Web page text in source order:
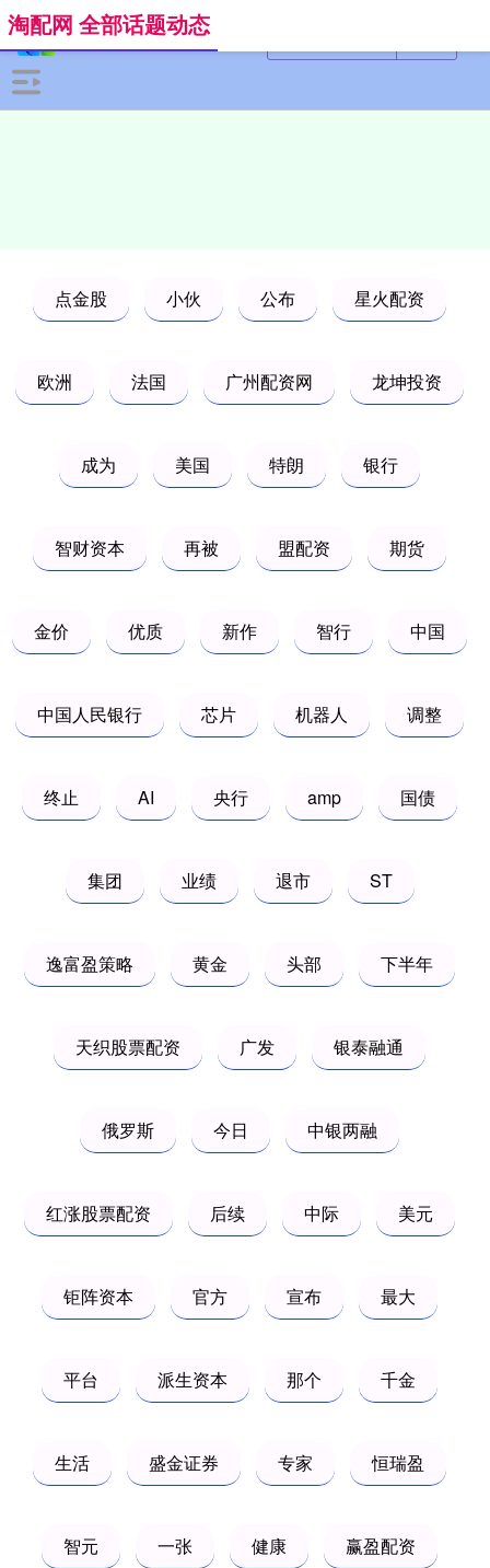
淘配网 全部话题动态
点金股 小伙 公布 星火配资
欧洲 法国 广州配资网 龙坤投资
成为 美国 特朗 银行
智财资本 再被 盟配资 期货
金价 优质 新作 智行 中国
中国人民银行 芯片 机器人 调整
终止 AI 央行 amp 国债
集团 业绩 退市 ST
逸富盈策略 黄金 头部 下半年
天织股票配资 广发 银泰融通
俄罗斯 今日 中银两融
红涨股票配资 后续 中际 美元
钜阵资本 官方 宣布 最大
平台 派生资本 那个 千金
生活 盛金证券 专家 恒瑞盈
智元 一张 健康 赢盈配资